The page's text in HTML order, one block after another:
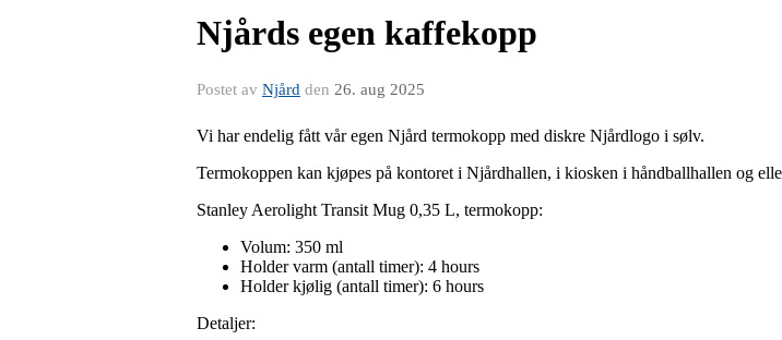
Njårds egen kaffekopp
Postet av Njård den 26. aug 2025
Vi har endelig fått vår egen Njård termokopp med diskre Njårdlogo i sølv.
Termokoppen kan kjøpes på kontoret i Njårdhallen, i kiosken i håndballhallen og
Stanley Aerolight Transit Mug 0,35 L, termokopp:
Volum: 350 ml
Holder varm (antall timer): 4 hours
Holder kjølig (antall timer): 6 hours
Detaljer: